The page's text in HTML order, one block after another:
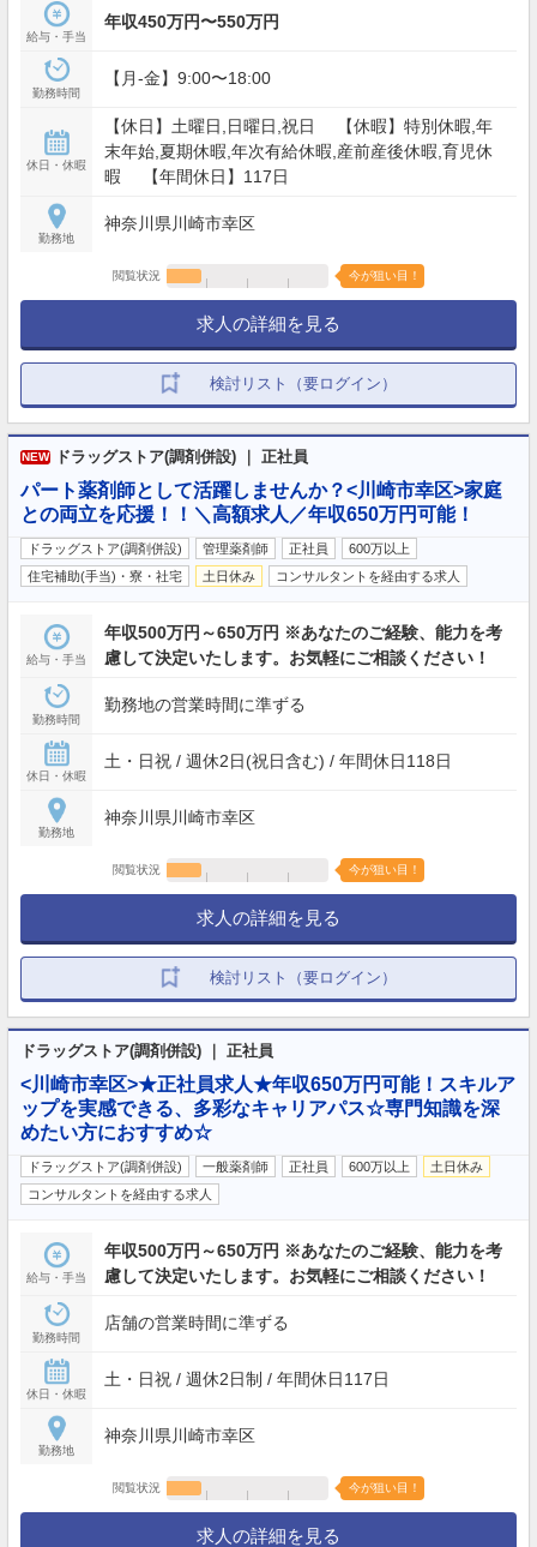
給与・手当
年収450万円〜550万円
勤務時間
【月‐金】9:00〜18:00
休日・休暇
【休日】土曜日,日曜日,祝日 【休暇】特別休暇,年
末年始,夏期休暇,年次有給休暇,産前産後休暇,育児休
暇 【年間休日】117日
勤務地
神奈川県川崎市幸区
閲覧状況 今が狙い目！
求人の詳細を見る
検討リスト（要ログイン）
NEW ドラッグストア(調剤併設) ｜ 正社員
パート薬剤師として活躍しませんか？<川崎市幸区>家庭
との両立を応援！！＼高額求人／年収650万円可能！
ドラッグストア(調剤併設) 管理薬剤師 正社員
600万以上
住宅補助(手当)・寮・社宅
土日休み コンサルタントを経由する求人
給与・手当
年収500万円～650万円 ※あなたのご経験、能力を考
慮して決定いたします。お気軽にご相談ください！
勤務時間
勤務地の営業時間に準ずる
休日・休暇
土・日祝 / 週休2日(祝日含む) / 年間休日118日
勤務地
神奈川県川崎市幸区
閲覧状況 今が狙い目！
求人の詳細を見る
検討リスト（要ログイン）
ドラッグストア(調剤併設) ｜ 正社員
<川崎市幸区>★正社員求人★年収650万円可能！スキルア
ップを実感できる、多彩なキャリアパス☆専門知識を深
めたい方におすすめ☆
ドラッグストア(調剤併設) 一般薬剤師 正社員 600万以上
土日休み
コンサルタントを経由する求人
給与・手当
年収500万円～650万円 ※あなたのご経験、能力を考
慮して決定いたします。お気軽にご相談ください！
勤務時間
店舗の営業時間に準ずる
休日・休暇
土・日祝 / 週休2日制 / 年間休日117日
勤務地
神奈川県川崎市幸区
閲覧状況 今が狙い目！
求人の詳細を見る